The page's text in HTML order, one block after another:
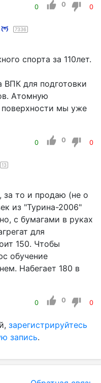
0 0 0
7336
спорта за 110лет.
ВПК для подготовки
Атомную
мы уже
0 0 0
13
за то и продаю (не о
из "Турина-2006"
с бумагами в руках
для
150. Чтобы
обучение
Набегает 180 в
0 0 0
зарегистрируйтесь
запись.